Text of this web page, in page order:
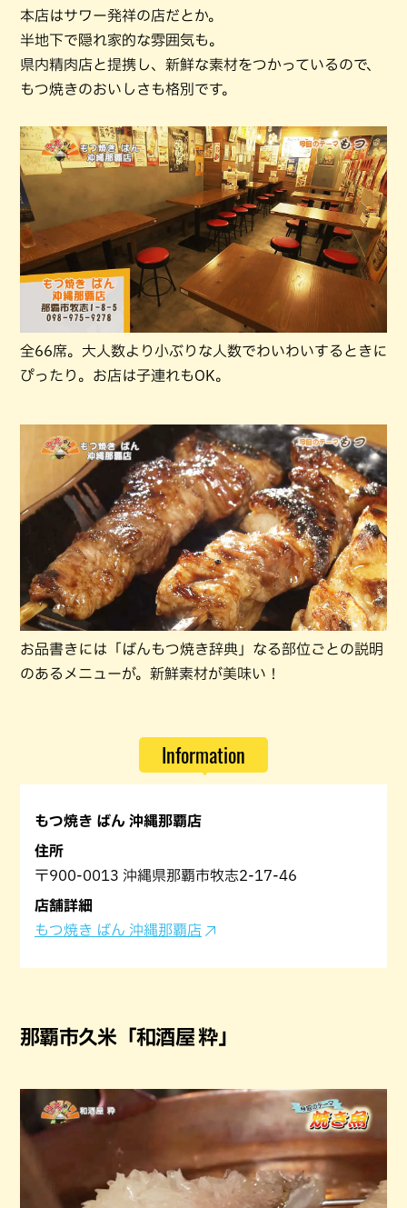
本店はサワー発祥の店だとか。
半地下で隠れ家的な雰囲気も。
県内精肉店と提携し、新鮮な素材をつかっているので、
もつ焼きのおいしさも格別です。
全66席。大人数より小ぶりな人数でわいわいするときに
ぴったり。お店は子連れもOK。
お品書きには「ばんもつ焼き辞典」なる部位ごとの説明
のあるメニューが。新鮮素材が美味い！
Information
もつ焼き ばん 沖縄那覇店
住所
〒900-0013 沖縄県那覇市牧志2-17-46
店舗詳細
もつ焼き ばん 沖縄那覇店
那覇市久米「和酒屋 粋」